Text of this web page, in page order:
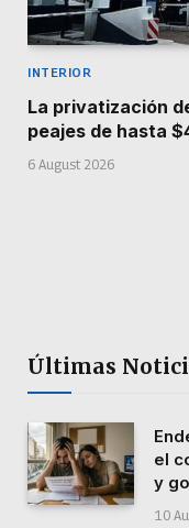
INTERIOR
La privatización
peajes de hasta
6 August 2026
Últimas
el
y
10